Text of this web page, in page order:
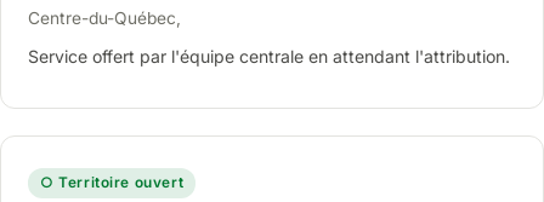
Centre-du-Québec,
Service offert par l'équipe centrale en attendant l'attribution.
○ Territoire ouvert